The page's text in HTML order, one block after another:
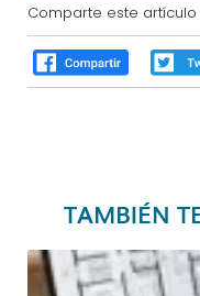
Comparte este artículo
TAMBIÉN